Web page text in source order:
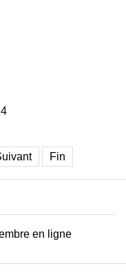
Fin
en ligne